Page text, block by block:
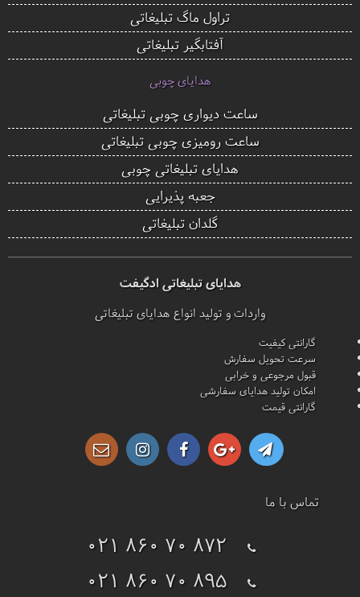
تراول ماگ تبلیغاتی
آفتابگیر تبلیغاتی
هدایای چوبی
ساعت دیواری چوبی تبلیغاتی
ساعت رومیزی چوبی تبلیغاتی
هدایای تبلیغاتی چوبی
جعبه پذیرایی
گلدان تبلیغاتی
هدایای تبلیغاتی ادگیفت
واردات و تولید انواع هدایای تبلیغاتی
گارانتی کیفیت
سرعت تحویل سفارش
قبول مرجوعی و خرابی
امکان تولید هدایای سفارشی
گارانتی قیمت
تماس با ما
021 860 70 872
021 860 70 895